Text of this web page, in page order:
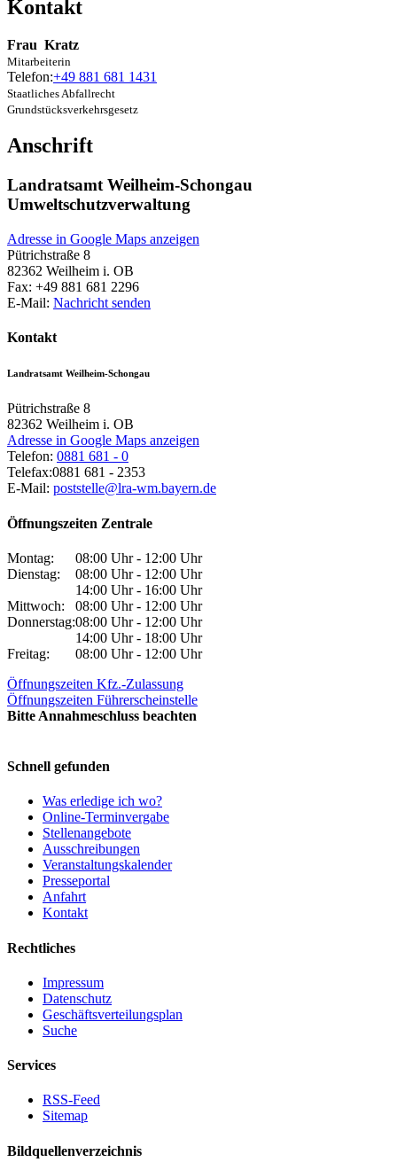
Kontakt
Frau Kratz
Mitarbeiterin
Telefon:+49 881 681 1431
Staatliches Abfallrecht
Grundstücksverkehrsgesetz
Anschrift
Landratsamt Weilheim-Schongau
Umweltschutzverwaltung
Adresse in Google Maps anzeigen
Pütrichstraße 8
82362 Weilheim i. OB
Fax: +49 881 681 2296
E-Mail: Nachricht senden
Kontakt
Landratsamt Weilheim-Schongau
Pütrichstraße 8
82362 Weilheim i. OB
Adresse in Google Maps anzeigen
Telefon: 0881 681 - 0
Telefax:0881 681 - 2353
E-Mail: poststelle@lra-wm.bayern.de
Öffnungszeiten Zentrale
Montag:
08:00 Uhr - 12:00 Uhr
Dienstag:
08:00 Uhr - 12:00 Uhr
14:00 Uhr - 16:00 Uhr
Mittwoch:
08:00 Uhr - 12:00 Uhr
Donnerstag:08:00 Uhr - 12:00 Uhr
14:00 Uhr - 18:00 Uhr
Freitag:
08:00 Uhr - 12:00 Uhr
Öffnungszeiten Kfz.-Zulassung
Öffnungszeiten Führerscheinstelle
Bitte Annahmeschluss beachten
Schnell gefunden
Was erledige ich wo?
Online-Terminvergabe
Stellenangebote
Ausschreibungen
Veranstaltungskalender
Presseportal
Anfahrt
Kontakt
Rechtliches
Impressum
Datenschutz
Geschäftsverteilungsplan
Suche
Services
RSS-Feed
Sitemap
Bildquellenverzeichnis